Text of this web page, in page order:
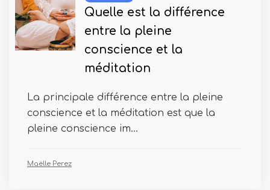
Quelle est la différence
entre la pleine
conscience et la
méditation
La principale différence entre la pleine
conscience et la méditation est que la
pleine conscience im...
Maëlle Perez